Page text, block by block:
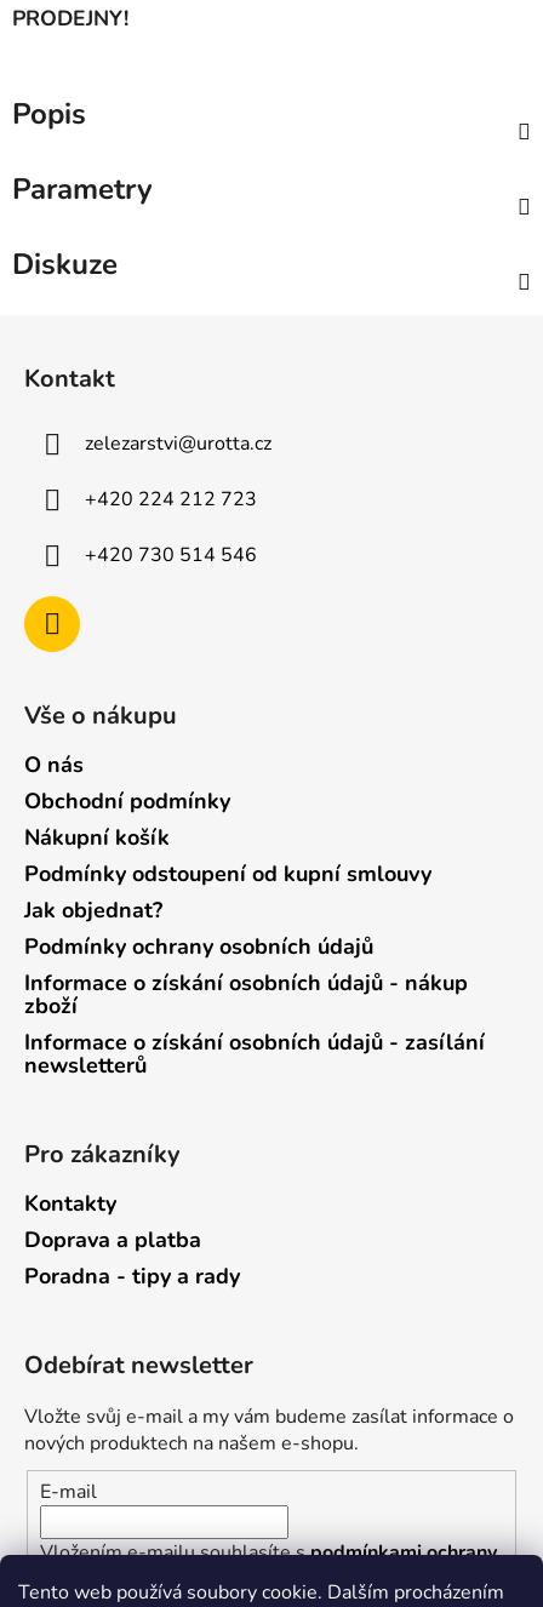
Tento web používá soubory cookie. Dalším procházením
PRODEJNY!
Popis
Parametry
Diskuze
Kontakt
zelezarstvi@urotta.cz
+420 224 212 723
+420 730 514 546
Vše o nákupu
O nás
Obchodní podmínky
Nákupní košík
Podmínky odstoupení od kupní smlouvy
Jak objednat?
Podmínky ochrany osobních údajů
Informace o získání osobních údajů - nákup
zboží
Informace o získání osobních údajů - zasílání
newsletterů
Pro zákazníky
Kontakty
Doprava a platba
Poradna - tipy a rady
Odebírat newsletter
Vložte svůj e-mail a my vám budeme zasílat informace o
nových produktech na našem e-shopu.
E-mail
Vložením e-mailu souhlasíte spodmínkami ochrany
osobních údajů